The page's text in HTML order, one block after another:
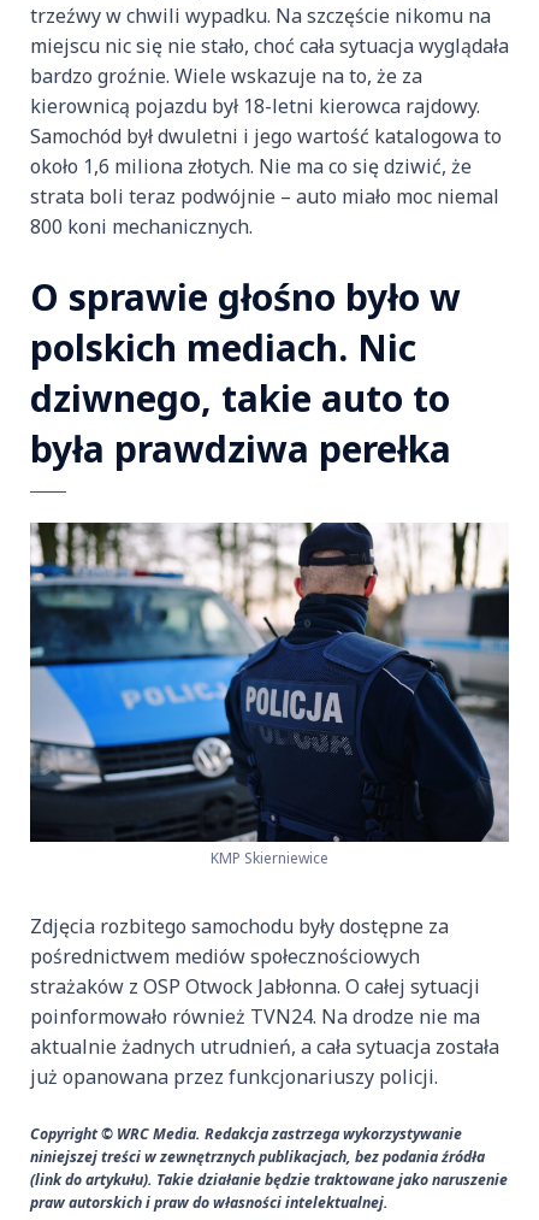
trzeźwy w chwili wypadku. Na szczęście nikomu na
miejscu nic się nie stało, choć cała sytuacja wyglądała
bardzo groźnie. Wiele wskazuje na to, że za
kierownicą pojazdu był 18-letni kierowca rajdowy.
Samochód był dwuletni i jego wartość katalogowa to
około 1,6 miliona złotych. Nie ma co się dziwić, że
strata boli teraz podwójnie – auto miało moc niemal
800 koni mechanicznych.
O sprawie głośno było w
polskich mediach. Nic
dziwnego, takie auto to
była prawdziwa perełka
KMP Skierniewice
Zdjęcia rozbitego samochodu były dostępne za
pośrednictwem mediów społecznościowych
strażaków z OSP Otwock Jabłonna. O całej sytuacji
poinformowało również TVN24. Na drodze nie ma
aktualnie żadnych utrudnień, a cała sytuacja została
już opanowana przez funkcjonariuszy policji.
Copyright © WRC Media. Redakcja zastrzega wykorzystywanie
niniejszej treści w zewnętrznych publikacjach, bez podania źródła
(link do artykułu). Takie działanie będzie traktowane jako naruszenie
praw autorskich i praw do własności intelektualnej.